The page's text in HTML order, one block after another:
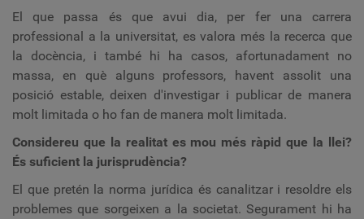
El que passa és que avui dia, per fer una carrera
professional a la universitat, es valora més la recerca que
la docència, i també hi ha casos, afortunadament no
massa, en què alguns professors, havent assolit una
posició estable, deixen d'investigar i publicar de manera
molt limitada o ho fan de manera molt limitada.
Considereu que la realitat es mou més ràpid que la llei?
És suficient la jurisprudència?
El que pretén la norma jurídica és canalitzar i resoldre els
problemes que sorgeixen a la societat. Segurament hi ha